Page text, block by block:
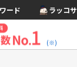
ード ラッコ
(※)